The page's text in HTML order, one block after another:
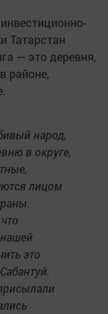
Татарстан
— это деревня,
районе,
народ,
в округе,
лицом
это